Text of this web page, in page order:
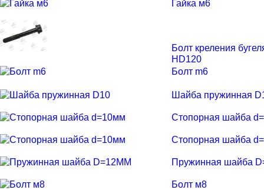
Гайка м6
Болт креления
HD120
Болт m6
Шайба пружинная
Стопорная шайба
Стопорная шайба
Пружинная шайба
Болт м8